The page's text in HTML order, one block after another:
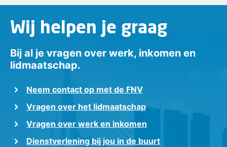
Wij helpen je graag
Bij al je vragen over werk, inkomen en
lidmaatschap.
Neem contact op met de FNV
Vragen over het lidmaatschap
Vragen over werk en inkomen
Dienstverlening bij jou in de buurt